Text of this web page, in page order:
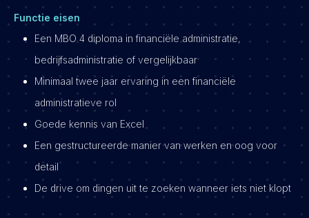
Functie eisen
Een MBO 4 diploma in financiële administratie,
bedrijfsadministratie of vergelijkbaar
Minimaal twee jaar ervaring in een financiële
administratieve rol
Goede kennis van Excel
Een gestructureerde manier van werken en oog voor
detail
De drive om dingen uit te zoeken wanneer iets niet klopt